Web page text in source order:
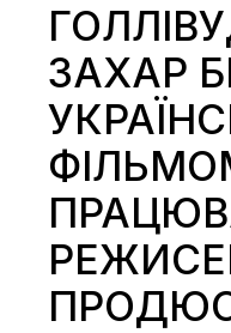
ЗАХАР